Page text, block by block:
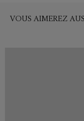
VOUS AIMEREZ